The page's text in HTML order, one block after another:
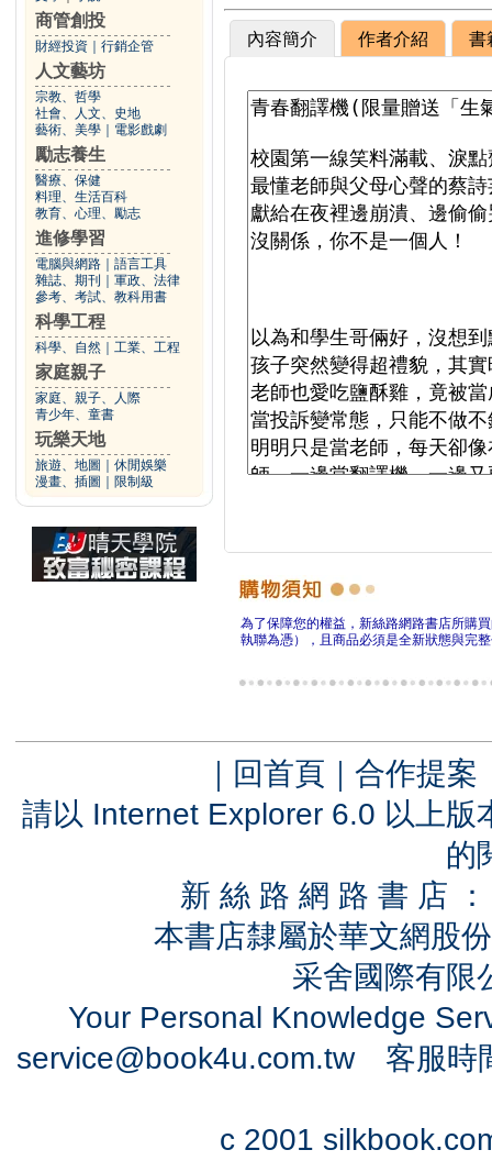
商管創投
財經投資 行銷企管
人文藝坊
宗教、哲學
社會、人文、史地
藝術、美學
電影戲劇
勵志養生
醫療、保健
料理、生活百科
教育、心理、勵志
進修學習
電腦與網路
語言工具
雜誌、期刊
軍政、法律
參考、考試、教科用書
科學工程
科學、自然 工業、工程
家庭親子
家庭、親子、人際
青少年、童書
玩樂天地
旅遊、地圖
休閒娛樂
漫畫、插圖
限制級
內容簡介 作者介紹 書
為了保障您的權益，新絲路網路書店所購
執聯為憑），且商品必須是全新狀態與完
｜ 回首頁 ｜ 合作提案
請以 Internet Explorer 6.0 以上
的
新 絲 路 網 路 書 店
本書店隸屬於華文網股
采舍國際有
Your Personal Knowledge
service@book4u.com.tw客服時
c 2001